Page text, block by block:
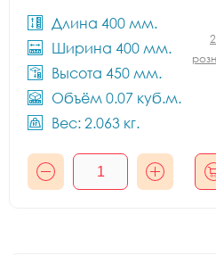
Длина 400 мм.
Ширина 400 мм.
Высота 450 мм.
Объём 0.07 куб.м.
Вес: 2.063 кг.